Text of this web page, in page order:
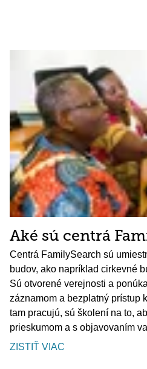
Aké sú centrá
Centrá FamilySearch sú
budov, ako napríklad cirkevné
Sú otvorené verejnosti a
záznamom a bezplatný prístup
tam pracujú, sú školení na to,
prieskumom a s objavovaním
ZISTIŤ VIAC